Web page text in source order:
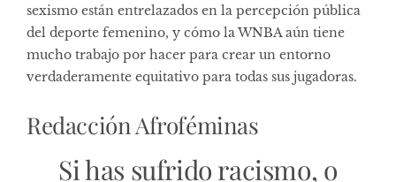
sexismo están entrelazados en la percepción pública
del deporte femenino, y cómo la WNBA aún tiene
mucho trabajo por hacer para crear un entorno
verdaderamente equitativo para todas sus jugadoras.
Redacción Afroféminas
Si has sufrido racismo, o